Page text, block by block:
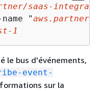
saas-
"
aws.partner/
1
le bus d'événements,
event-
sur la